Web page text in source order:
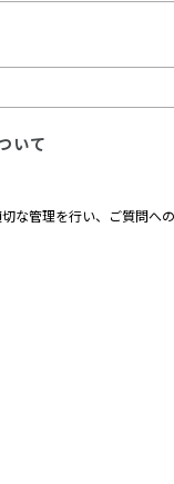
いて
な管理を行い、ご質問へ